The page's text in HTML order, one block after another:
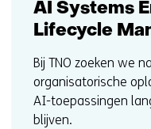
AI Systems
Lifecycle
Bij TNO zoeken we
organisatorische
AI-toepassingen
blijven.